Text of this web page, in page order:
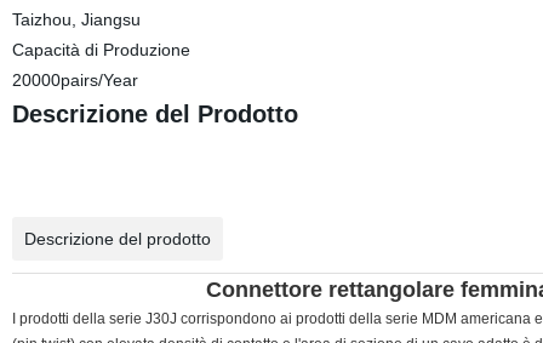
Taizhou, Jiangsu
Capacità di Produzione
20000pairs/Year
Descrizione del Prodotto
Descrizione del prodotto
Connettore rettangolare
I prodotti della serie J30J corrispondono ai prodotti della serie MDM